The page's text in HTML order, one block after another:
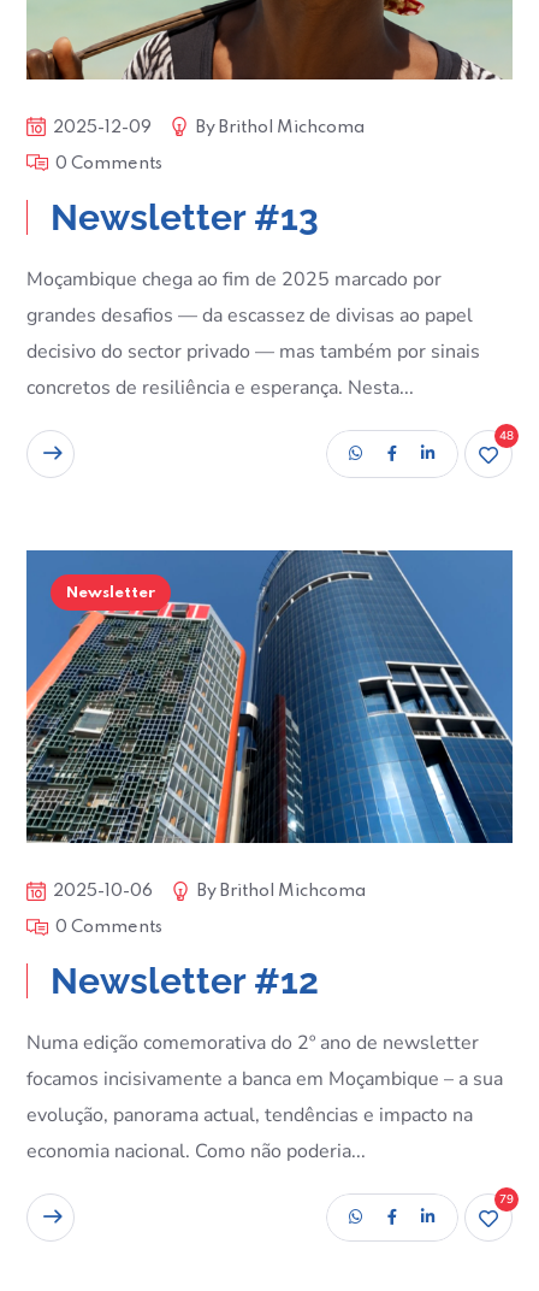
2025-12-09 By Brithol Michcoma
0 Comments
Newsletter #13
Moçambique chega ao fim de 2025 marcado por
grandes desafios — da escassez de divisas ao papel
decisivo do sector privado — mas também por sinais
concretos de resiliência e esperança. Nesta...
48
Newsletter
2025-10-06 By Brithol Michcoma
0 Comments
Newsletter #12
Numa edição comemorativa do 2º ano de newsletter
focamos incisivamente a banca em Moçambique – a sua
evolução, panorama actual, tendências e impacto na
economia nacional. Como não poderia...
79